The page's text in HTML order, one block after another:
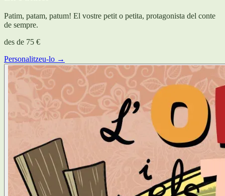
Patim, patam, patum! El vostre petit o petita, protagonista del conte
de sempre.
des de 75 €
Personalitzeu-lo →